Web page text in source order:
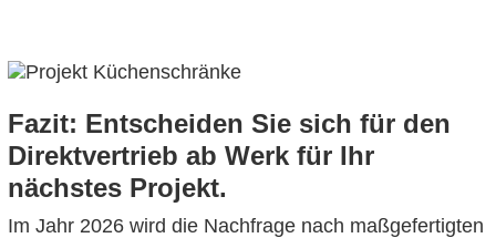
Fazit: Entscheiden Sie sich für den
Direktvertrieb ab Werk für Ihr
nächstes Projekt.
Im Jahr 2026 wird die Nachfrage nach maßgefertigten